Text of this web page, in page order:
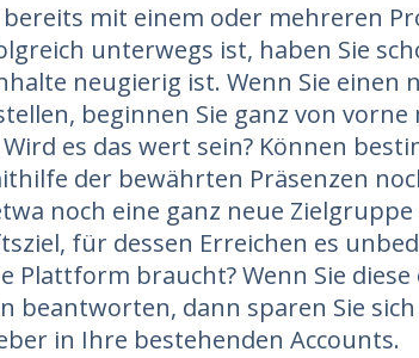
mit einem oder mehreren
unterwegs ist, haben Sie
neugierig ist. Wenn Sie einen
beginnen Sie ganz von vorne
es das wert sein? Können
der bewährten Präsenzen
noch eine ganz neue
für dessen Erreichen es
Plattform braucht? Wenn Sie diese
beantworten, dann sparen Sie
in Ihre bestehenden Accounts.